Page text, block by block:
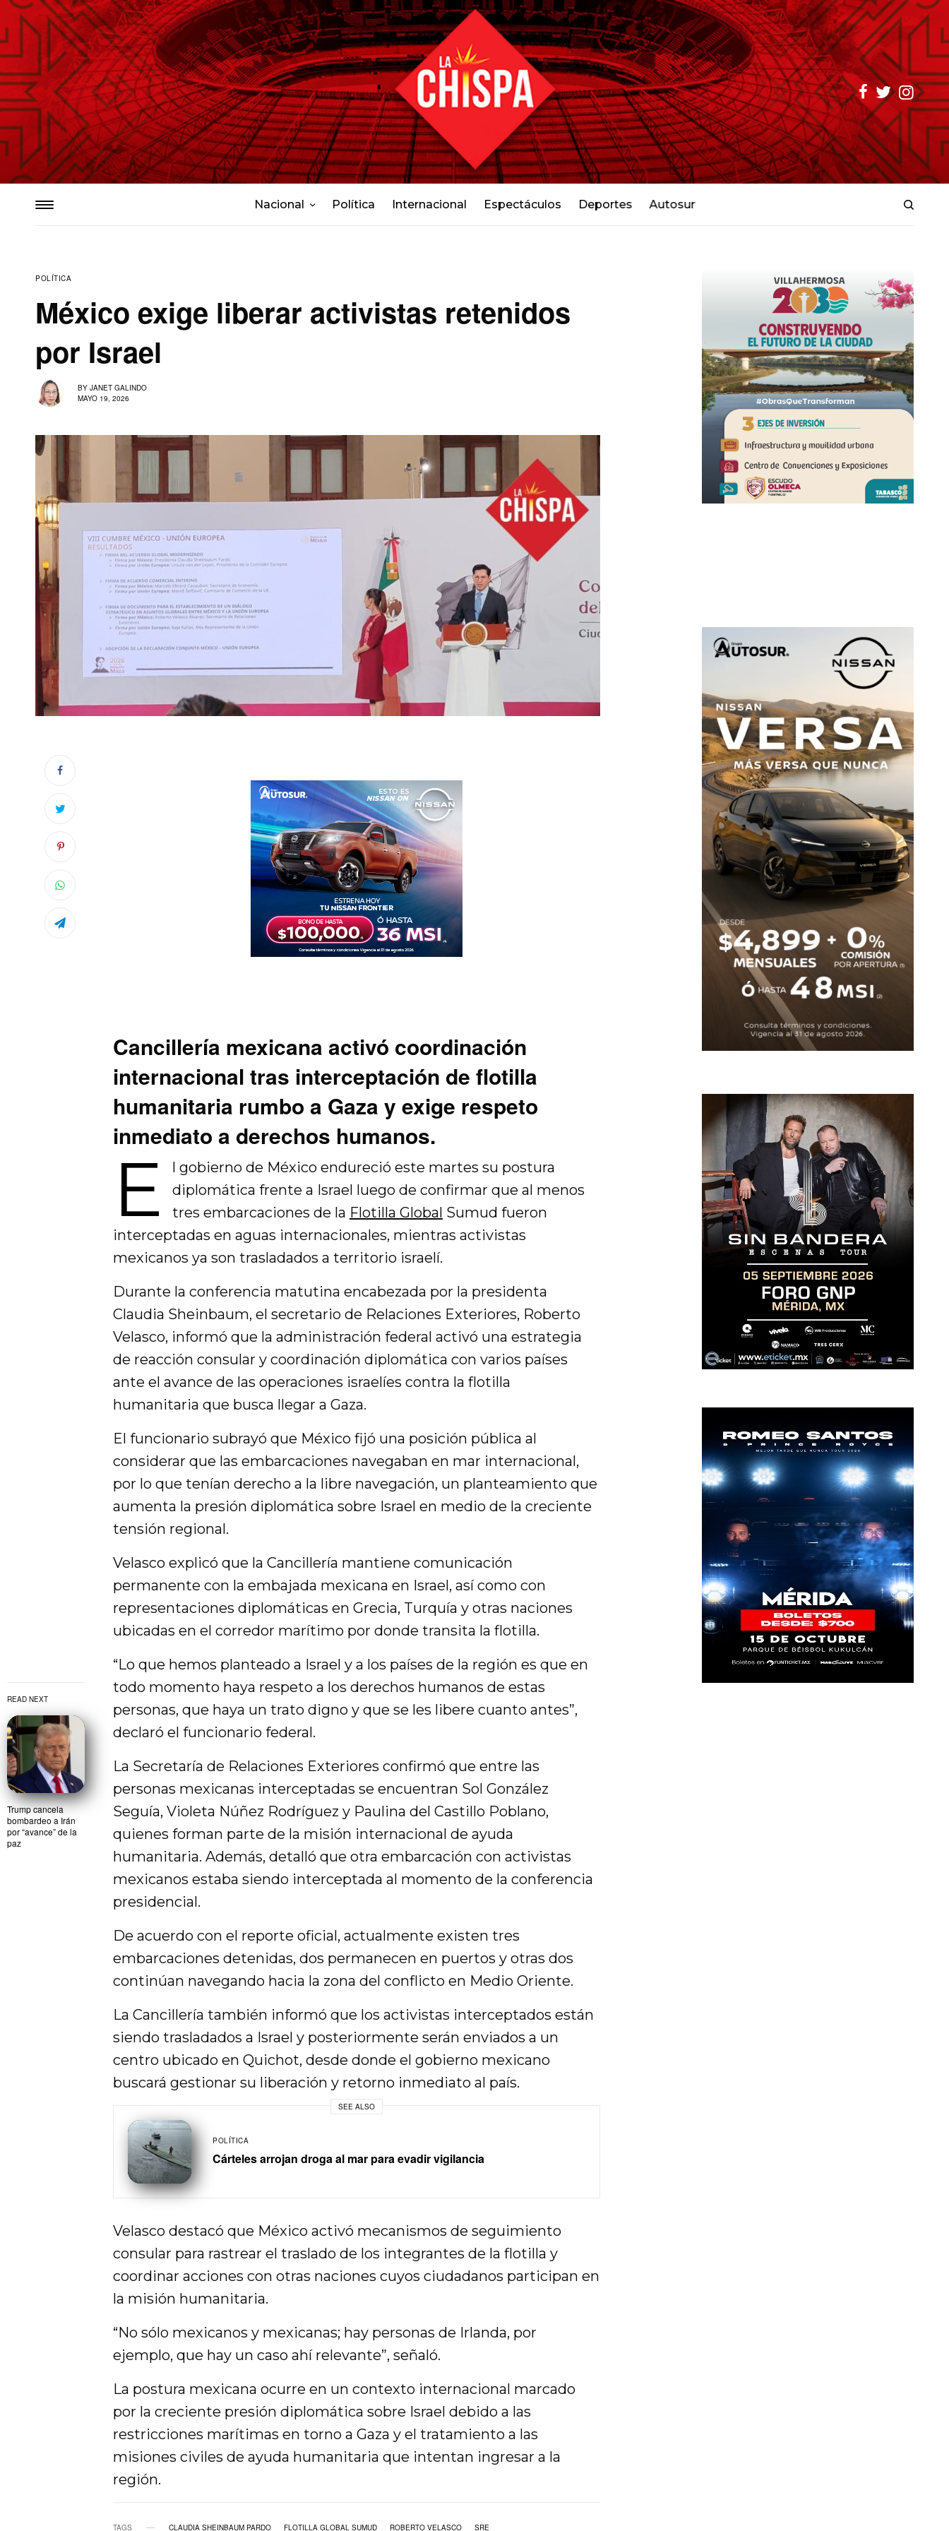
Nacional Política Internacional Espectáculos Deportes Autosur
POLÍTICA
México exige liberar activistas retenidos
por Israel
BY JANET GALINDO
MAYO 19, 2026
READ NEXT
Trump cancela
bombardeo a Irán
por “avance” de la
paz
Cancillería mexicana activó coordinación
internacional tras interceptación de flotilla
humanitaria rumbo a Gaza y exige respeto
inmediato a derechos humanos.
E
l gobierno de México endureció este martes su postura
diplomática frente a Israel luego de confirmar que al menos
tres embarcaciones de la Flotilla Global Sumud fueron
interceptadas en aguas internacionales, mientras activistas
mexicanos ya son trasladados a territorio israelí.
Durante la conferencia matutina encabezada por la presidenta
Claudia Sheinbaum, el secretario de Relaciones Exteriores, Roberto
Velasco, informó que la administración federal activó una estrategia
de reacción consular y coordinación diplomática con varios países
ante el avance de las operaciones israelíes contra la flotilla
humanitaria que busca llegar a Gaza.
El funcionario subrayó que México fijó una posición pública al
considerar que las embarcaciones navegaban en mar internacional,
por lo que tenían derecho a la libre navegación, un planteamiento que
aumenta la presión diplomática sobre Israel en medio de la creciente
tensión regional.
Velasco explicó que la Cancillería mantiene comunicación
permanente con la embajada mexicana en Israel, así como con
representaciones diplomáticas en Grecia, Turquía y otras naciones
ubicadas en el corredor marítimo por donde transita la flotilla.
“Lo que hemos planteado a Israel y a los países de la región es que en
todo momento haya respeto a los derechos humanos de estas
personas, que haya un trato digno y que se les libere cuanto antes”,
declaró el funcionario federal.
La Secretaría de Relaciones Exteriores confirmó que entre las
personas mexicanas interceptadas se encuentran Sol González
Seguía, Violeta Núñez Rodríguez y Paulina del Castillo Poblano,
quienes forman parte de la misión internacional de ayuda
humanitaria. Además, detalló que otra embarcación con activistas
mexicanos estaba siendo interceptada al momento de la conferencia
presidencial.
De acuerdo con el reporte oficial, actualmente existen tres
embarcaciones detenidas, dos permanecen en puertos y otras dos
continúan navegando hacia la zona del conflicto en Medio Oriente.
La Cancillería también informó que los activistas interceptados están
siendo trasladados a Israel y posteriormente serán enviados a un
centro ubicado en Quichot, desde donde el gobierno mexicano
buscará gestionar su liberación y retorno inmediato al país.
SEE ALSO
POLÍTICA
Cárteles arrojan droga al mar para evadir vigilancia
Velasco destacó que México activó mecanismos de seguimiento
consular para rastrear el traslado de los integrantes de la flotilla y
coordinar acciones con otras naciones cuyos ciudadanos participan en
la misión humanitaria.
“No sólo mexicanos y mexicanas; hay personas de Irlanda, por
ejemplo, que hay un caso ahí relevante”, señaló.
La postura mexicana ocurre en un contexto internacional marcado
por la creciente presión diplomática sobre Israel debido a las
restricciones marítimas en torno a Gaza y el tratamiento a las
misiones civiles de ayuda humanitaria que intentan ingresar a la
región.
TAGS CLAUDIA SHEINBAUM PARDO FLOTILLA GLOBAL SUMUD ROBERTO VELASCO SRE